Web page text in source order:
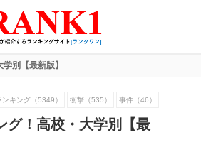
別【最新版】
ンキング（5349） 衝撃（535） 事件（46）
グ！高校・大学別【最